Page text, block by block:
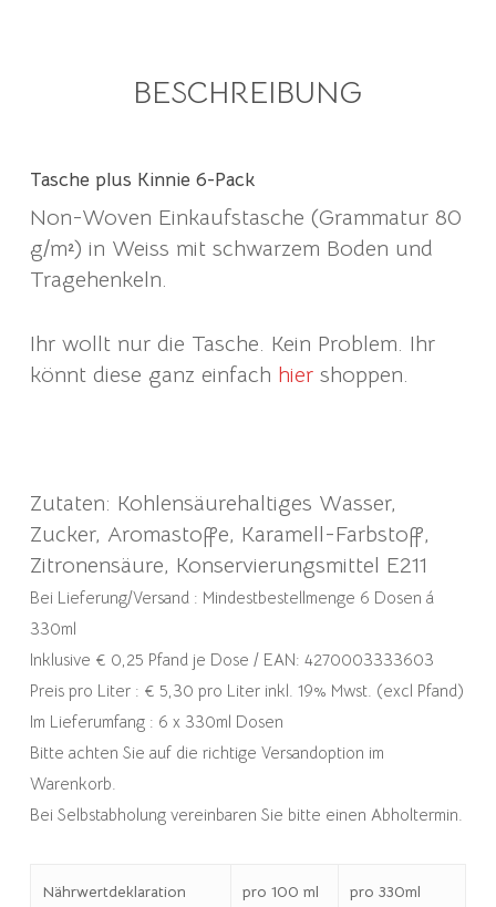
BESCHREIBUNG
Tasche plus Kinnie 6-Pack
Non-Woven Einkaufstasche (Grammatur 80
g/m²) in Weiss mit schwarzem Boden und
Tragehenkeln.
Ihr wollt nur die Tasche. Kein Problem. Ihr
könnt diese ganz einfach hiershoppen.
Zutaten: Kohlensäurehaltiges Wasser,
Zucker, Aromastoffe, Karamell-Farbstoff,
Zitronensäure, Konservierungsmittel E211
Bei Lieferung/Versand : Mindestbestellmenge 6 Dosen á
330ml
Inklusive € 0,25 Pfand je Dose / EAN: 4270003333603
Preis pro Liter : € 5,30 pro Liter inkl. 19% Mwst. (excl Pfand)
Im Lieferumfang : 6 x 330ml Dosen
Bitte achten Sie auf die richtige Versandoption im
Warenkorb.
Bei Selbstabholung vereinbaren Sie bitte einen Abholtermin.
Nährwertdeklaration pro 100 ml pro 330ml